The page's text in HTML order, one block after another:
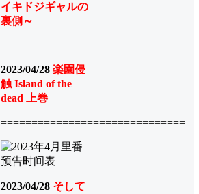
イキドジギャルの
裏側～
==============================
2023/04/28 楽園侵
触 Island of the
dead 上巻
==============================
2023/04/28 そして